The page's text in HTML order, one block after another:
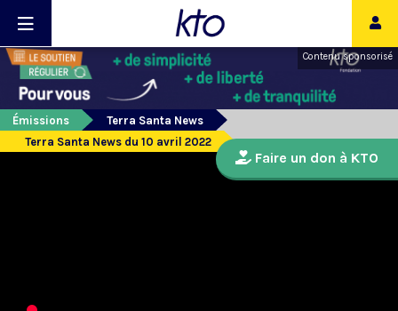
Contenu sponsorisé
Émissions
Terra Santa News
Terra Santa News du 10 avril 2022
Faire un don à KTO